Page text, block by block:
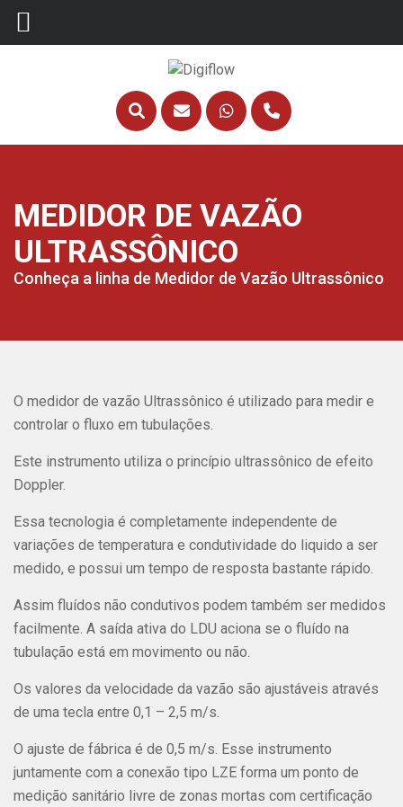
MEDIDOR DE VAZÃO
ULTRASSÔNICO
Conheça a linha de Medidor de Vazão Ultrassônico
O medidor de vazão Ultrassônico é utilizado para medir e
controlar o fluxo em tubulações.
Este instrumento utiliza o princípio ultrassônico de efeito
Doppler.
Essa tecnologia é completamente independente de
variações de temperatura e condutividade do liquido a ser
medido, e possui um tempo de resposta bastante rápido.
Assim fluídos não condutivos podem também ser medidos
facilmente. A saída ativa do LDU aciona se o fluído na
tubulação está em movimento ou não.
Os valores da velocidade da vazão são ajustáveis através
de uma tecla entre 0,1 – 2,5 m/s.
O ajuste de fábrica é de 0,5 m/s. Esse instrumento
juntamente com a conexão tipo LZE forma um ponto de
medição sanitário livre de zonas mortas com certificação